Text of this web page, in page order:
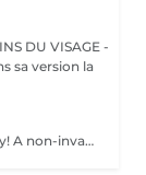
DU VISAGE -
Experience the natural power of Maderotherapy! A non-invasive massage technique using wooden tools. It improves circulation and lymphatic drainage, reduces cellulite, helps contour the body, and eliminates excess fluid. Types: - Brazilian: focuses on legs and glutes, helps shape the silhouette; - Abdomen: reduces volume and firms the skin; - Full body: promotes relaxation and overall recovery. Age restrictions: recommended to do from 16 years old. Post-procedure recommendations: do not do sports and any sharp movement for 2-3 hours after the procedure. Frequency: 2-3 times per week, 8-10 sessions. Repeat once in 3-6 months. Contraindications: pregnancy, inflammation, acne, varicose veins in the acute stage.